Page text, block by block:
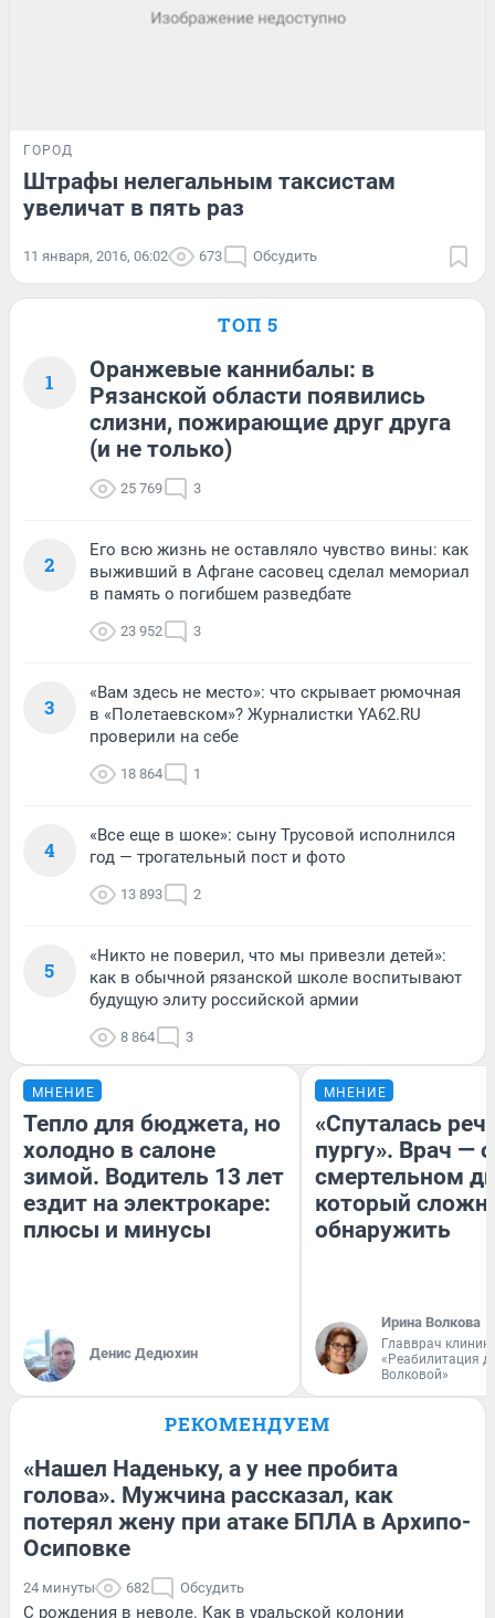
ГОРОД
Штрафы нелегальным таксистам
увеличат в пять раз
11 января, 2016, 06:02 673 Обсудить
ТОП 5
1
Оранжевые каннибалы: в
Рязанской области появились
слизни, пожирающие друг друга
(и не только)
25 769 3
2
Его всю жизнь не оставляло чувство вины: как
выживший в Афгане сасовец сделал мемориал
в память о погибшем разведбате
23 952 3
3
«Вам здесь не место»: что скрывает рюмочная
в «Полетаевском»? Журналистки YA62.RU
проверили на себе
18 864 1
4
«Все еще в шоке»: сыну Трусовой исполнился
год — трогательный пост и фото
13 893 2
5
«Никто не поверил, что мы привезли детей»:
как в обычной рязанской школе воспитывают
будущую элиту российской армии
8 864 3
МНЕНИЕ
Тепло для бюджета, но
холодно в салоне
зимой. Водитель 13 лет
ездит на электрокаре:
плюсы и минусы
Денис Дедюхин
МНЕНИЕ
«Спуталась
пургу». Врач — о
смертельном
который
обнаружить
Ирина Волкова
Главврач
«Реабилитация
Волковой»
РЕКОМЕНДУЕМ
«Нашел Наденьку, а у нее пробита
голова». Мужчина рассказал, как
потерял жену при атаке БПЛА в Архипо-
Осиповке
24 минуты 682 Обсудить
С рождения в неволе. Как в уральской колонии